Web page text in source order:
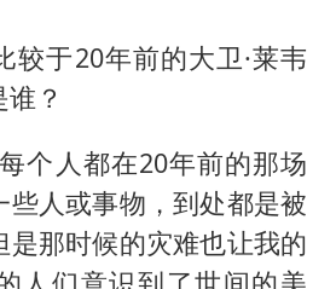
较于20年前的大卫·莱韦
？
个人都在20年前的那场
些人或事物，到处都是被
是那时候的灾难也让我的